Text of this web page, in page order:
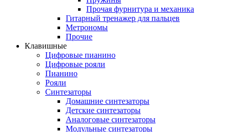
Прочая фурнитура и механика
Гитарный тренажер для пальцев
Метрономы
Прочие
Клавишные
Цифровые пианино
Цифровые рояли
Пианино
Рояли
Синтезаторы
Домашние синтезаторы
Детские синтезаторы
Аналоговые синтезаторы
Модульные синтезаторы